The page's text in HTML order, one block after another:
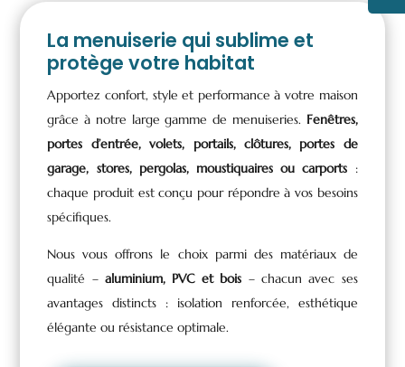
La menuiserie qui sublime et
protège votre habitat
Apportez confort, style et performance à votre maison
grâce à notre large gamme de menuiseries. Fenêtres,
portes d’entrée, volets, portails, clôtures, portes de
garage, stores, pergolas, moustiquaires ou carports :
chaque produit est conçu pour répondre à vos besoins
spécifiques.
Nous vous offrons le choix parmi des matériaux de
qualité –aluminium, PVC et bois – chacun avec ses
avantages distincts : isolation renforcée, esthétique
élégante ou résistance optimale.